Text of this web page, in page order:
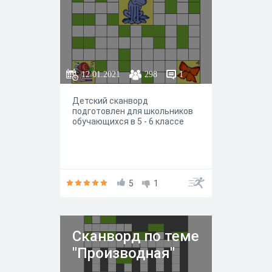
12.01.2021 298 1
Детский сканворд
подготовлен для школьников
обучающихся в 5 - 6 классе
5 1
Сканворд по теме
"Производная"